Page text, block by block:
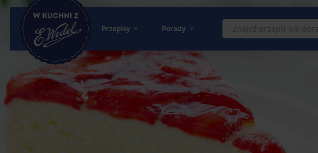
Wedel.pl
-
strona
główna
Przepisy Porady
Znajdź
przepis
lub